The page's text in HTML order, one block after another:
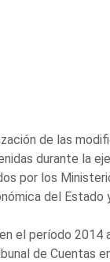
de las
durante la
por los
del Estado
el período 2014
de Cuentas